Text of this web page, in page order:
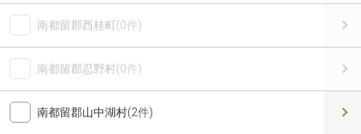
南都留郡西桂町(0件)
南都留郡忍野村(0件)
南都留郡山中湖村(2件)